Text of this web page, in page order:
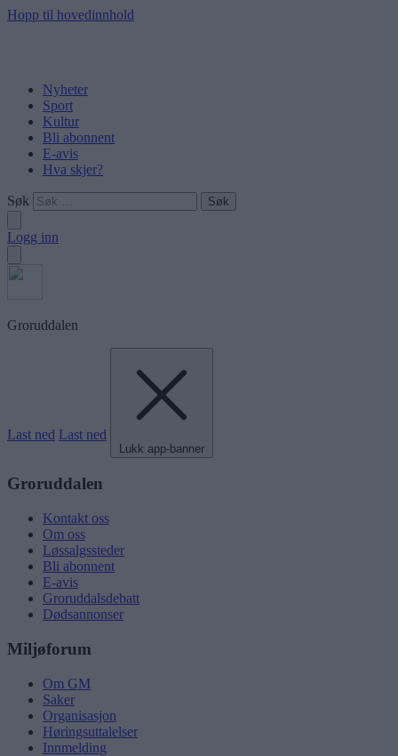
Hopp til hovedinnhold
Nyheter
Sport
Kultur
Bli abonnent
E-avis
Hva skjer?
Søk
Logg inn
Groruddalen
Last ned Last ned
Lukk app-banner
Groruddalen
Kontakt oss
Om oss
Løssalgssteder
Bli abonnent
E-avis
Groruddalsdebatt
Dødsannonser
Miljøforum
Om GM
Saker
Organisasjon
Høringsuttalelser
Innmelding